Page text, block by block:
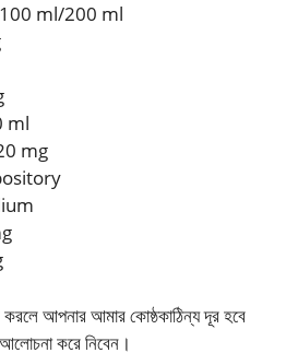
ml/200 ml
ml
mg
আপনার আমার কোষ্ঠকাঠিন্য দূর হবে
করে নিবেন।